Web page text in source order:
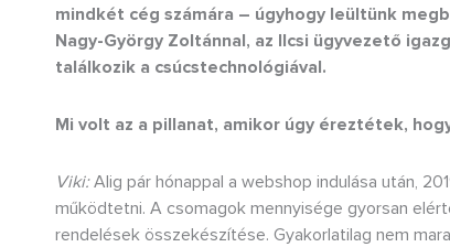
mindkét cég számára – úgyhogy leültünk
Nagy-György Zoltánnal, az Ilcsi ügyvezető
találkozik a csúcstechnológiával.
Mi volt az a pillanat, amikor úgy éreztétek,
Viki:Alig pár hónappal a webshop indulása után,
működtetni. A csomagok mennyisége gyorsan
rendelések összekészítése. Gyakorlatilag nem